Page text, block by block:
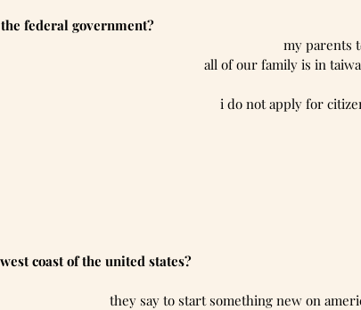
federal government?
my parents
all of our family is in
i do not apply for
coast of the united states?
they say to start something new on